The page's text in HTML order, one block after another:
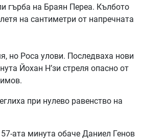
гърба на Браян Переа. Кълбото
на сантиметри от напречната
но Роса улови. Последваха нови
Йохан Н’зи стреля опасно от
при нулево равенство на
ата минута обаче Даниел Генов